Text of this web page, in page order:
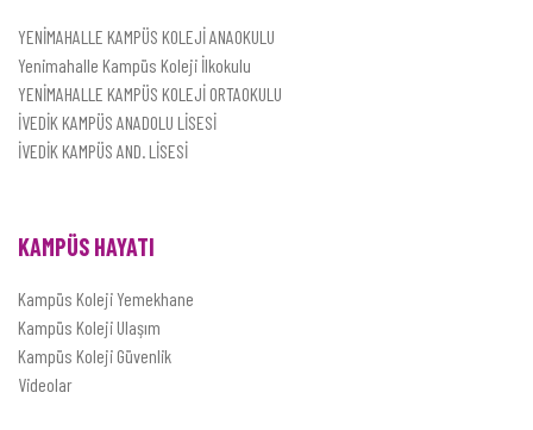
YENİMAHALLE KAMPÜS KOLEJİ ANAOKULU
Yenimahalle Kampüs Koleji İlkokulu
YENİMAHALLE KAMPÜS KOLEJİ ORTAOKULU
İVEDİK KAMPÜS ANADOLU LİSESİ
İVEDİK KAMPÜS AND. LİSESİ
KAMPÜS HAYATI
Kampüs Koleji Yemekhane
Kampüs Koleji Ulaşım
Kampüs Koleji Güvenlik
Videolar